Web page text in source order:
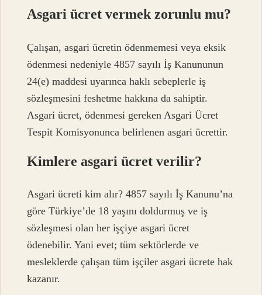
Asgari ücret vermek zorunlu mu?
Çalışan, asgari ücretin ödenmemesi veya eksik
ödenmesi nedeniyle 4857 sayılı İş Kanununun
24(e) maddesi uyarınca haklı sebeplerle iş
sözleşmesini feshetme hakkına da sahiptir.
Asgari ücret, ödenmesi gereken Asgari Ücret
Tespit Komisyonunca belirlenen asgari ücrettir.
Kimlere asgari ücret verilir?
Asgari ücreti kim alır? 4857 sayılı İş Kanunu’na
göre Türkiye’de 18 yaşını doldurmuş ve iş
sözleşmesi olan her işçiye asgari ücret
ödenebilir. Yani evet; tüm sektörlerde ve
mesleklerde çalışan tüm işçiler asgari ücrete hak
kazanır.